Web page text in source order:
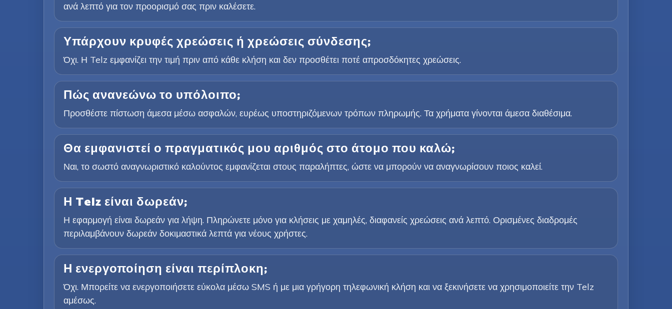
ανά λεπτό για τον προορισμό σας πριν καλέσετε.
Υπάρχουν κρυφές χρεώσεις ή χρεώσεις σύνδεσης;
Όχι. Η Telz εμφανίζει την τιμή πριν από κάθε κλήση και δεν προσθέτει ποτέ απροσδόκητες χρεώσεις.
Πώς ανανεώνω το υπόλοιπο;
Προσθέστε πίστωση άμεσα μέσω ασφαλών, ευρέως υποστηριζόμενων τρόπων πληρωμής. Τα χρήματα γίνονται άμεσα διαθέσιμα.
Θα εμφανιστεί ο πραγματικός μου αριθμός στο άτομο που καλώ;
Ναι, το σωστό αναγνωριστικό καλούντος εμφανίζεται στους παραλήπτες, ώστε να μπορούν να αναγνωρίσουν ποιος καλεί.
Η Telz είναι δωρεάν;
Η εφαρμογή είναι δωρεάν για λήψη. Πληρώνετε μόνο για κλήσεις με χαμηλές, διαφανείς χρεώσεις ανά λεπτό. Ορισμένες διαδρομές
περιλαμβάνουν δωρεάν δοκιμαστικά λεπτά για νέους χρήστες.
Η ενεργοποίηση είναι περίπλοκη;
Όχι. Μπορείτε να ενεργοποιήσετε εύκολα μέσω SMS ή με μια γρήγορη τηλεφωνική κλήση και να ξεκινήσετε να χρησιμοποιείτε την Telz
αμέσως.